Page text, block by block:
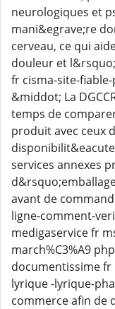
neurologiques et
mani&egrave;re
cerveau, ce qui
douleur et
fr cisma-site-
&middot; La
temps de
produit avec ceux
services annexes
avant de
ligne-comment-
medigaservice fr
march%C3%A9
documentissime fr
lyrique -lyrique-
commerce afin de